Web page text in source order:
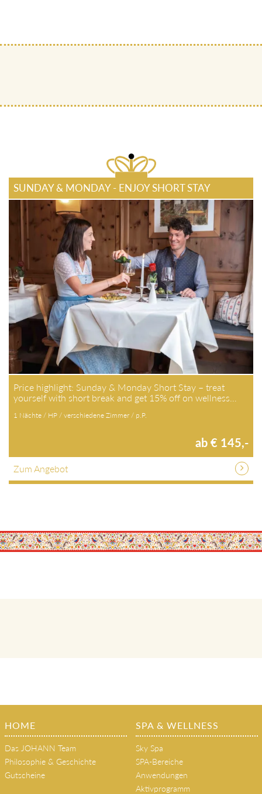
SUNDAY & MONDAY - ENJOY SHORT STAY
Price highlight: Sunday & Monday Short Stay – treat
yourself with short break and get 15% off on wellness…
1 Nächte / HP / verschiedene Zimmer / p.P.
ab € 145,-
Zum Angebot
HOME
Das JOHANN Team
Philosophie & Geschichte
Gutscheine
SPA & WELLNESS
Sky Spa
SPA-Bereiche
Anwendungen
Aktivprogramm